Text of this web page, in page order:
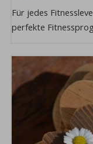
Für jedes
perfekte